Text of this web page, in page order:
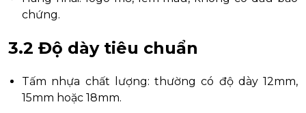
chứng.
3.2 Độ dày tiêu chuẩn
Tấm nhựa chất lượng: thường có độ dày 12mm,
15mm hoặc 18mm.